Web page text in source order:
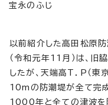
宝永のふじ
以前紹介した高田松原
（令和元年11月）は、
したが、天端高T．P（
10mの防潮堤が全て完成
1000年と全ての津波を